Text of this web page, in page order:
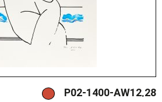
P02-1400-AW12.28